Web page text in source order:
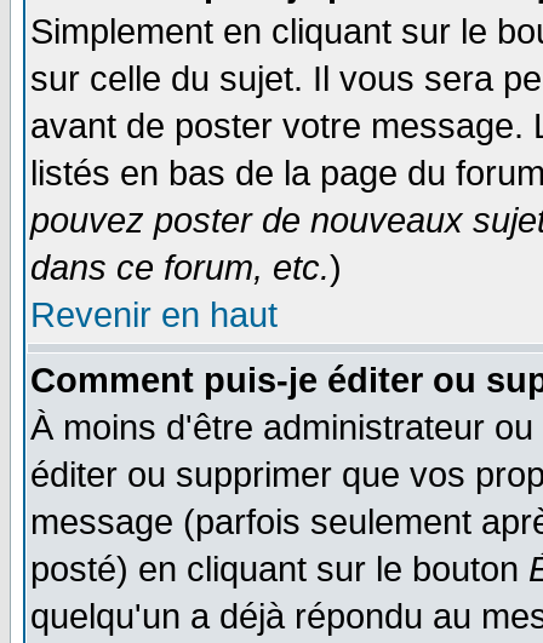
Simplement en cliquant sur le
sur celle du sujet. Il vous sera
avant de poster votre
listés en bas de la page du
pouvez poster de nouveaux
dans ce forum, etc.)
Revenir en haut
Comment puis-je éditer ou
À moins d'être administrateur
éditer ou supprimer que vos
message (parfois seulement
posté) en cliquant sur le bouton
quelqu'un a déjà répondu au